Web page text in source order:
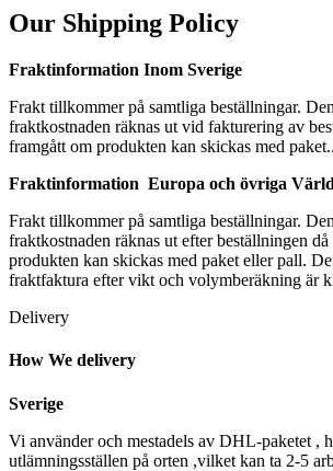
Our Shipping Policy
Fraktinformation Inom Sverige
Frakt tillkommer på samtliga beställningar.
fraktkostnaden räknas ut vid fakturering av
framgått om produkten kan skickas med
Fraktinformation Europa och övriga
Frakt tillkommer på samtliga beställningar.
fraktkostnaden räknas ut efter beställningen
produkten kan skickas med paket eller pall.
fraktfaktura efter vikt och volymberäkning är
Delivery
How We delivery
Sverige
Vi använder och mestadels av DHL-paketet ,
utlämningsställen på orten ,vilket kan ta 2-5